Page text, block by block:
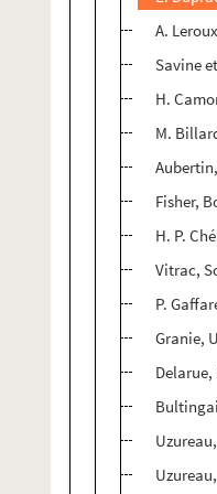
A.
Savine
H.
M.
Fisher,
H. P.
Vitrac,
P.
Granie,
Delarue,